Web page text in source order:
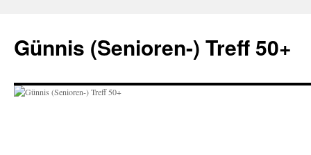
springen
Günnis (Senioren-) Treff 50+